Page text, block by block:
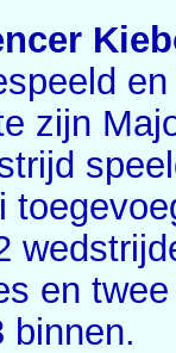
zijn
en
binnen.